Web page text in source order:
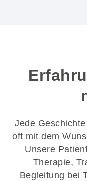
Jede
oft mit dem
Unsere
Therapie,
Begleitung bei